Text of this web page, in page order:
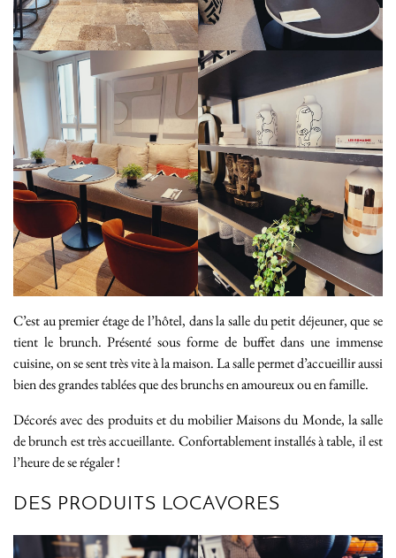
C’est au premier étage de l’hôtel, dans la salle du petit déjeuner, que se
tient le brunch. Présenté sous forme de buffet dans une immense
cuisine, on se sent très vite à la maison. La salle permet d’accueillir aussi
bien des grandes tablées que des brunchs en amoureux ou en famille.
Décorés avec des produits et du mobilier Maisons du Monde, la salle
de brunch est très accueillante. Confortablement installés à table, il est
l’heure de se régaler !
DES PRODUITS LOCAVORES